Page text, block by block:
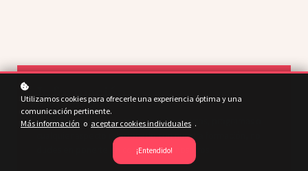
Información
Si tienes alguna duda sobre nuestros cursos, programas o
cualquier aspecto relacionado con nuestra formación, no
dudes en ponerte en contacto con nosotros.
Utilizamos cookies para ofrecerle una experiencia óptima y una
comunicación pertinente.
Más información o aceptar cookies individuales .
¡Entendido!